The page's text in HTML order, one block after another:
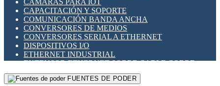
VARIADORES DE FRECUENCIA [VDF]
SECCIONADORES - INTERRUPTORES
MAQUINARIA
INTERFACES DE RELÉ
OTROS RELÉS
PROTECCIÓN TÉRMICA
RELÉS AUTOMOTRICES
RELÉS DE SEÑAL
RELÉS DE ESTADO SÓLIDO SSR
RELÉS INDUSTRIALES
RELÉS MINIATURA DE POTENCIA
SENSORES MAGNÉTICOS
CAPACITACIÓN Y SOPORTE
COMUNICACIÓN BANDA ANCHA
CONVERSORES DE MEDIOS
CONVERSORES SERIAL A ETHERNET
DISPOSITIVOS I/O
ETHERNET INDUSTRIAL
EXTENSOR ETHERNET SOBRE CABLE COBRE
GATEWAY LORAWAN
GESTIÓN DE REDESFUENTES DE PODER